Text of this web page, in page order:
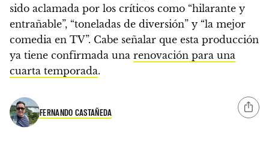
sido aclamada por los críticos como “hilarante y
entrañable”, “toneladas de diversión” y “la mejor
comedia en TV”. Cabe señalar que esta producción
ya tiene confirmada una renovación para una
cuarta temporada.
FERNANDO CASTAÑEDA